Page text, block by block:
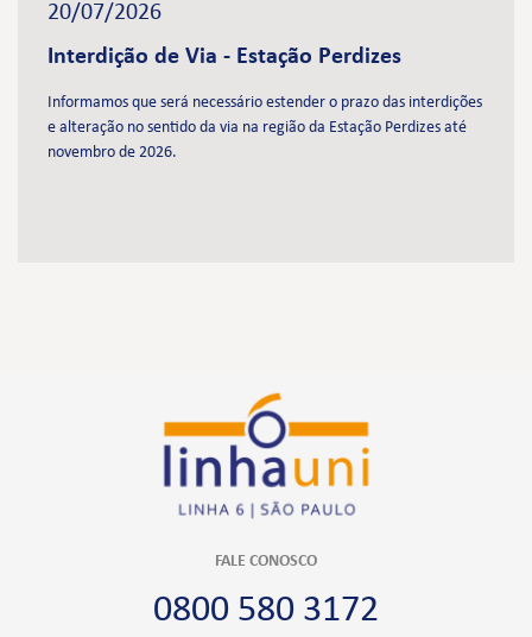
20/07/2026
Interdição de Via - Estação Perdizes
Informamos que será necessário estender o prazo das interdições
e alteração no sentido da via na região da Estação Perdizes até
novembro de 2026.
FALE CONOSCO
0800 580 3172